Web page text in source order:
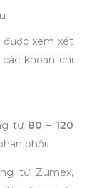
được xem xét
khoản chi
từ 80 – 120
phối.
từ Zumex,